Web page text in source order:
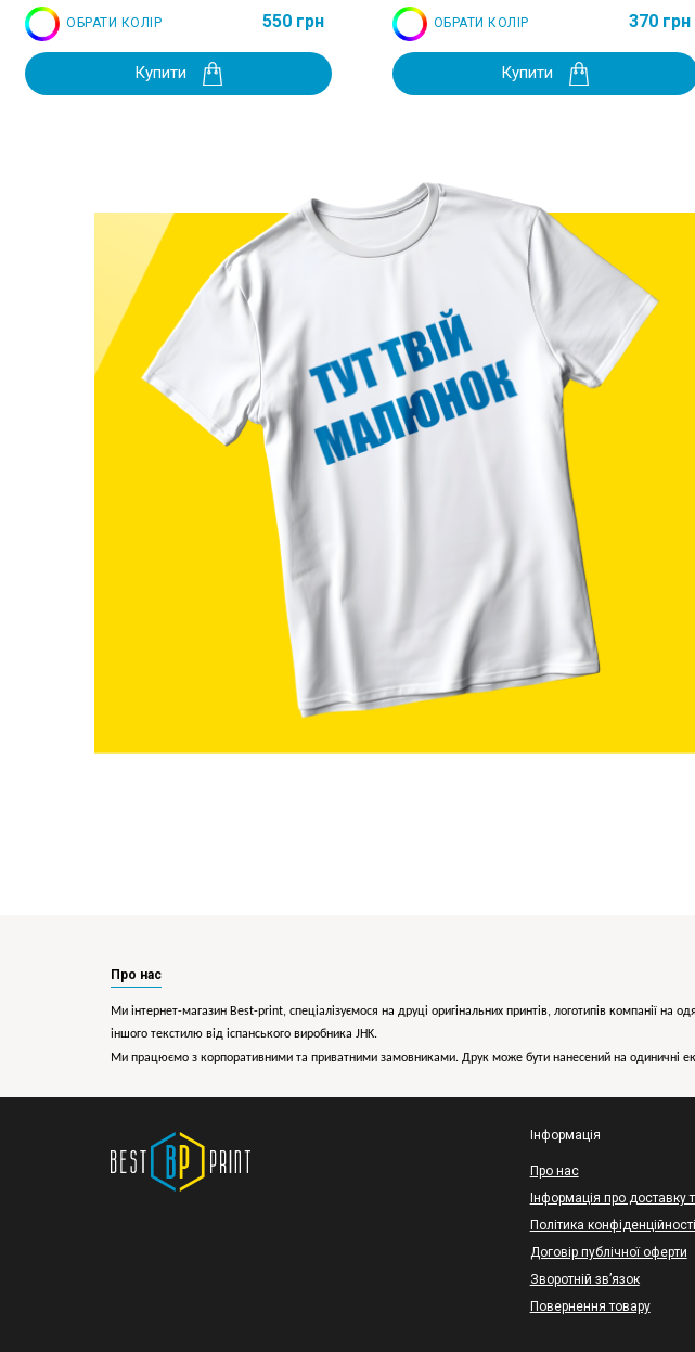
ОБРАТИ КОЛІР 550 грн
Купити
ОБРАТИ КОЛІР 370 грн
Купити
Про нас
Ми інтернет-магазин Best-print, спеціалізуємося на друці оригінальних принтів, логотипів компанії на
іншого текстилю від іспанського виробника JHK.
Ми працюємо з корпоративними та приватними замовниками. Друк може бути нанесений на одиничні
Інформація
Про нас
Інформація про доставку
Політика конфіденційності
Договір публічної оферти
Зворотній зв’язок
Повернення товару